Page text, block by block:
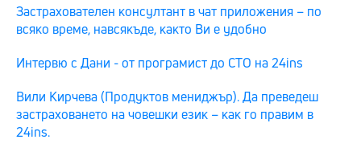
Застрахователен консултант в чат приложения – по
всяко време, навсякъде, както Ви е удобно
Интервю с Дани - от програмист до СТО на 24ins
Вили Кирчева (Продуктов мениджър). Да преведеш
застраховането на човешки език – как го правим в
24ins.